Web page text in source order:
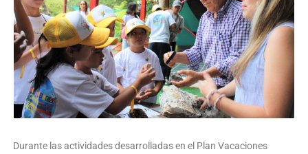
Durante las actividades desarrolladas en el Plan Vacaciones